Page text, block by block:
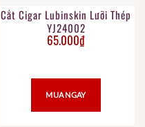
Cắt Cigar Lubinskin Lưỡi Thép
YJ24002
65.000₫
MUA NGAY